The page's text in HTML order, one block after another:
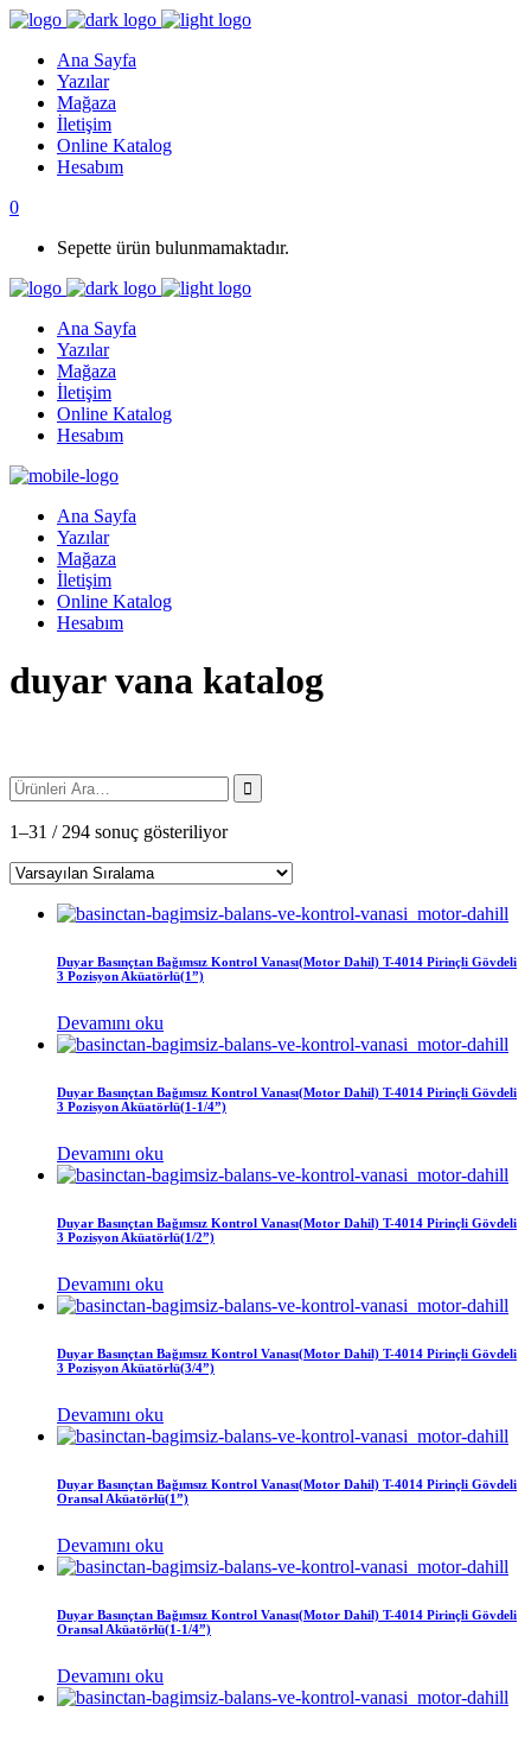
Ana Sayfa
Yazılar
Mağaza
İletişim
Online Katalog
Hesabım
0
Sepette ürün bulunmamaktadır.
Ana Sayfa
Yazılar
Mağaza
İletişim
Online Katalog
Hesabım
Ana Sayfa
Yazılar
Mağaza
İletişim
Online Katalog
Hesabım
duyar vana katalog
1–31 / 294 sonuç gösteriliyor
Duyar Basınçtan Bağımsız Kontrol Vanası(Motor Dahil) T-4014 Pirinçli Gövdeli
3 Pozisyon Aküatörlü(1”)
Devamını oku
Duyar Basınçtan Bağımsız Kontrol Vanası(Motor Dahil) T-4014 Pirinçli Gövdeli
3 Pozisyon Aküatörlü(1-1/4”)
Devamını oku
Duyar Basınçtan Bağımsız Kontrol Vanası(Motor Dahil) T-4014 Pirinçli Gövdeli
3 Pozisyon Aküatörlü(1/2”)
Devamını oku
Duyar Basınçtan Bağımsız Kontrol Vanası(Motor Dahil) T-4014 Pirinçli Gövdeli
3 Pozisyon Aküatörlü(3/4”)
Devamını oku
Duyar Basınçtan Bağımsız Kontrol Vanası(Motor Dahil) T-4014 Pirinçli Gövdeli
Oransal Aküatörlü(1”)
Devamını oku
Duyar Basınçtan Bağımsız Kontrol Vanası(Motor Dahil) T-4014 Pirinçli Gövdeli
Oransal Aküatörlü(1-1/4”)
Devamını oku